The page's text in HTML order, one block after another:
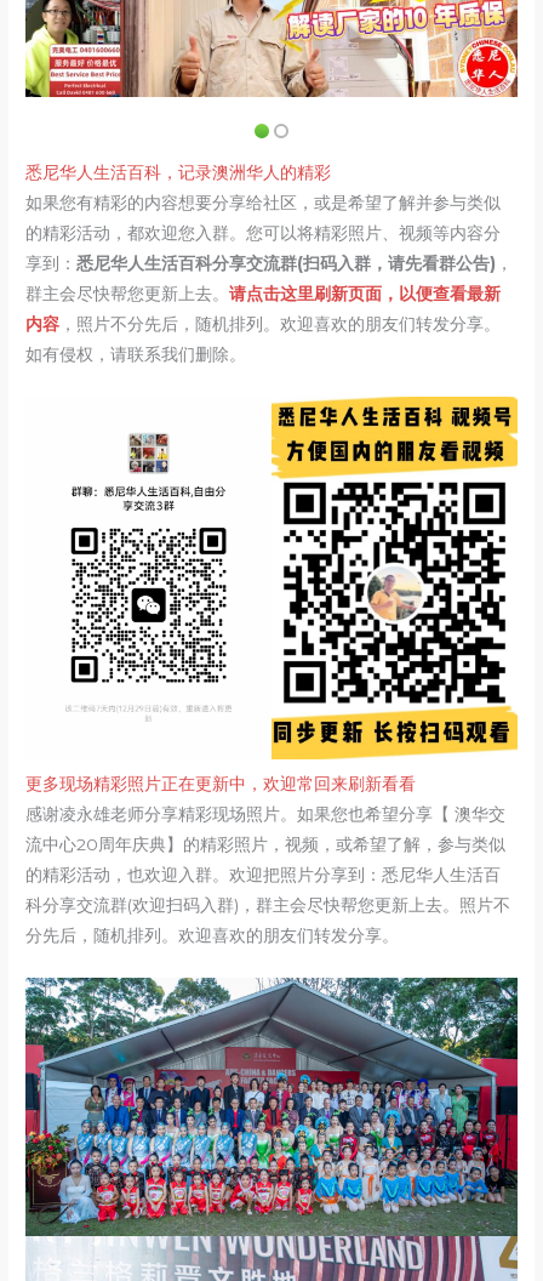
悉尼华人生活百科，记录澳洲华人的精彩
如果您有精彩的内容想要分享给社区，或是希望了解并参与类似
的精彩活动，都欢迎您入群。您可以将精彩照片、视频等内容分
享到：悉尼华人生活百科分享交流群(扫码入群，请先看群公告) ，
群主会尽快帮您更新上去。请点击这里刷新页面，以便查看最新
内容 ，照片不分先后，随机排列。欢迎喜欢的朋友们转发分享。
如有侵权，请联系我们删除。
更多现场精彩照片正在更新中，欢迎常回来刷新看看
感谢凌永雄老师分享精彩现场照片。如果您也希望分享【 澳华交
流中心20周年庆典】的精彩照片，视频，或希望了解，参与类似
的精彩活动，也欢迎入群。欢迎把照片分享到：悉尼华人生活百
科分享交流群(欢迎扫码入群)，群主会尽快帮您更新上去。照片不
分先后，随机排列。欢迎喜欢的朋友们转发分享。